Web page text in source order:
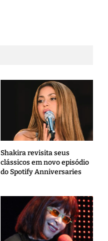
Shakira revisita seus
clássicos em novo episódio
do Spotify Anniversaries